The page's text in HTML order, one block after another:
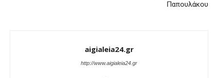
Παπουλάκου
aigialeia24.gr
http://www.aigialeia24.gr